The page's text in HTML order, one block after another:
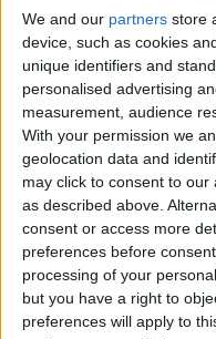
We and our partners store
device, such as cookies
unique identifiers and
personalised advertising
measurement, audience
With your permission we
geolocation data and
may click to consent to our
as described above.
consent or access more
preferences before
processing of your
but you have a right to
preferences will apply to
Vainqueur de Rennes (1-
Challenge Espoirs, le
avec un deuxième
t.a.b.). Jonathan Bakali a
normande signée Niakaté
rencontre (76 ). Mais
Alain Zadi qui s’est mis
repoussé au cours de la
au but arrêté.